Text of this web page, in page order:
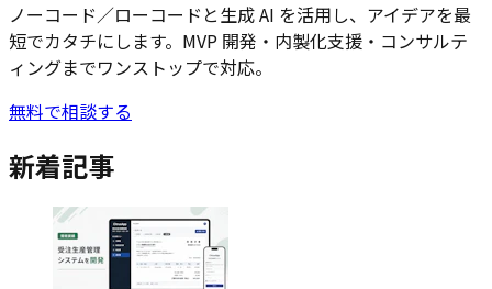
ノーコード／ローコードと生成 AI を活用し、アイデアを最
短でカタチにします。MVP 開発・内製化支援・コンサルテ
ィングまでワンストップで対応。
無料で相談する
新着記事